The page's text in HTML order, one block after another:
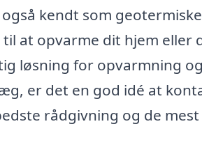
kendt som
at opvarme dit hjem eller
løsning for opvarmning
er det en god idé at
rådgivning og de